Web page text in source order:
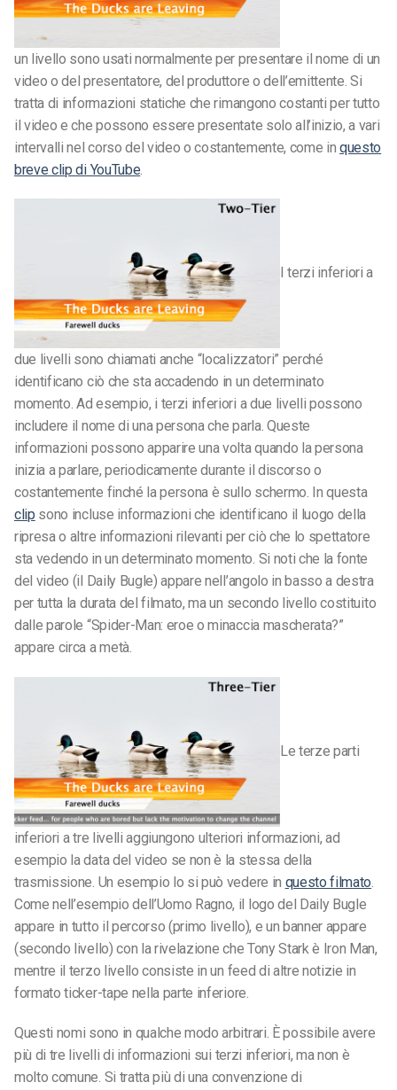
un livello sono usati normalmente per presentare il nome di un
video o del presentatore, del produttore o dell’emittente. Si
tratta di informazioni statiche che rimangono costanti per tutto
il video e che possono essere presentate solo all’inizio, a vari
intervalli nel corso del video o costantemente, come inquesto
breve clip di YouTube
I terzi inferiori a
due livelli sono chiamati anche “localizzatori” perché
identificano ciò che sta accadendo in un determinato
momento. Ad esempio, i terzi inferiori a due livelli possono
includere il nome di una persona che parla. Queste
informazioni possono apparire una volta quando la persona
inizia a parlare, periodicamente durante il discorso o
costantemente finché la persona è sullo schermo. In questa
clip sono incluse informazioni che identificano il luogo della
ripresa o altre informazioni rilevanti per ciò che lo spettatore
sta vedendo in un determinato momento. Si noti che la fonte
del video (il Daily Bugle) appare nell’angolo in basso a destra
per tutta la durata del filmato, ma un secondo livello costituito
dalle parole “Spider-Man: eroe o minaccia mascherata?”
appare circa a metà.
Le terze parti
inferiori a tre livelli aggiungono ulteriori informazioni, ad
esempio la data del video se non è la stessa della
trasmissione. Un esempio lo si può vedere in questo filmato
Come nell’esempio dell’Uomo Ragno, il logo del Daily Bugle
appare in tutto il percorso (primo livello), e un banner appare
(secondo livello) con la rivelazione che Tony Stark è Iron Man,
mentre il terzo livello consiste in un feed di altre notizie in
formato ticker-tape nella parte inferiore.
Questi nomi sono in qualche modo arbitrari. È possibile avere
più di tre livelli di informazioni sui terzi inferiori, ma non è
molto comune. Si tratta più di una convenzione di